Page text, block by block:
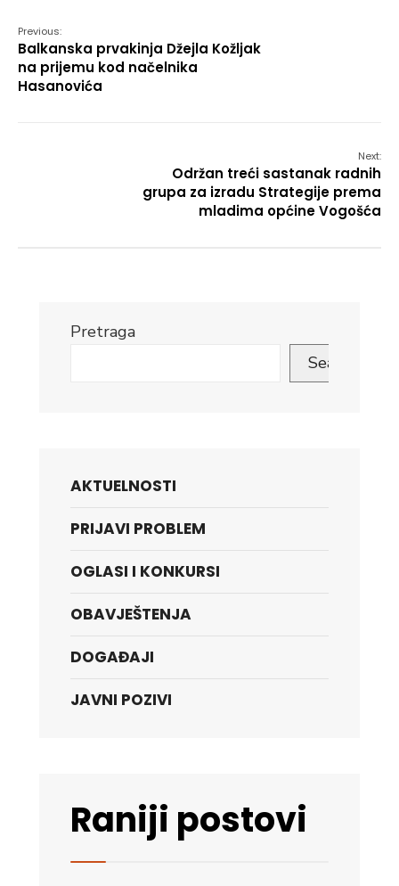
Previous:
Balkanska prvakinja Džejla Kožljak
na prijemu kod načelnika
Hasanovića
Next:
Održan treći sastanak radnih
grupa za izradu Strategije prema
mladima općine Vogošća
Pretraga
Search
AKTUELNOSTI
PRIJAVI PROBLEM
OGLASI I KONKURSI
OBAVJEŠTENJA
DOGAĐAJI
JAVNI POZIVI
Raniji postovi